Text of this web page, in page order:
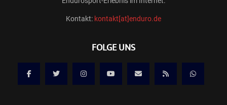
Kontakt: kontakt[at]enduro.de
FOLGE UNS